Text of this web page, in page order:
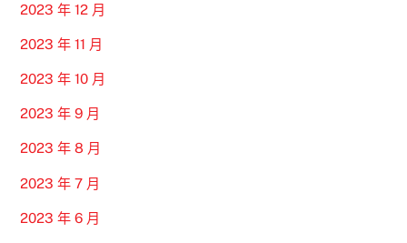
2023 年 12 月
2023 年 11 月
2023 年 10 月
2023 年 9 月
2023 年 8 月
2023 年 7 月
2023 年 6 月